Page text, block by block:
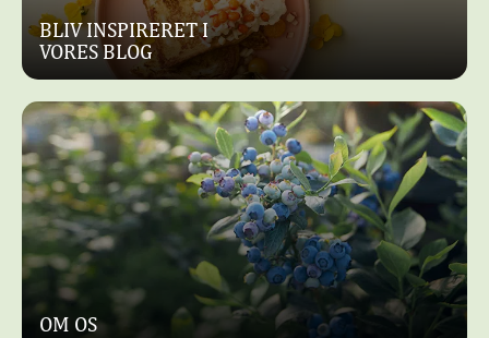
BLIV INSPIRERET I
VORES BLOG
OM OS